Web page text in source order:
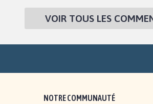
VOIR TOUS LES
NOTRE COMMUNAUTÉ